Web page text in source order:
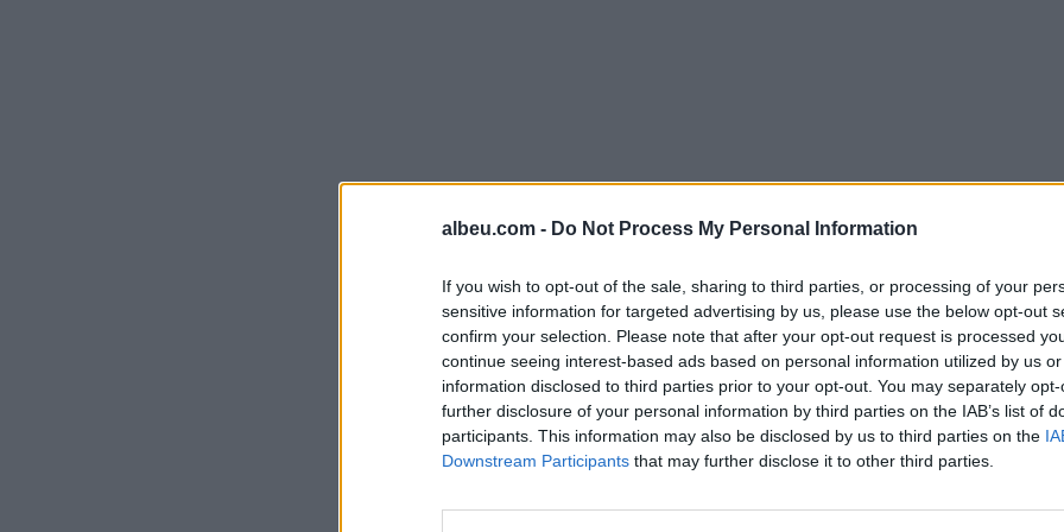
albeu.com - Do Not Process My Personal Information
If you wish to opt-out of the sale, sharing to third parties, or processing of your
sensitive information for targeted advertising by us, please use the below opt-out
confirm your selection. Please note that after your opt-out request is processed
continue seeing interest-based ads based on personal information utilized by us
information disclosed to third parties prior to your opt-out. You may separately
further disclosure of your personal information by third parties on the IAB’s list of
participants. This information may also be disclosed by us to third parties on the
Downstream Participants that may further disclose it to other third parties.